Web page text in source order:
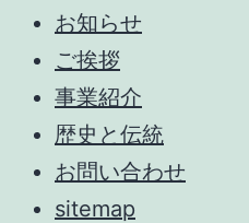
お知らせ
ご挨拶
事業紹介
歴史と伝統
お問い合わせ
sitemap